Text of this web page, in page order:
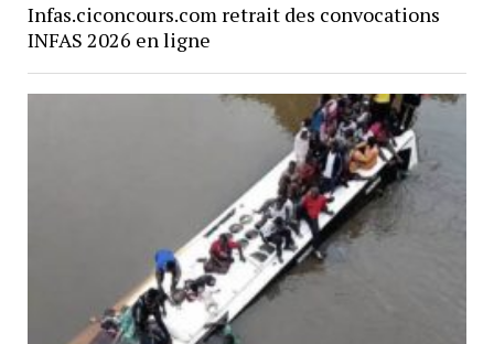
Infas.ciconcours.com retrait des convocations
INFAS 2026 en ligne